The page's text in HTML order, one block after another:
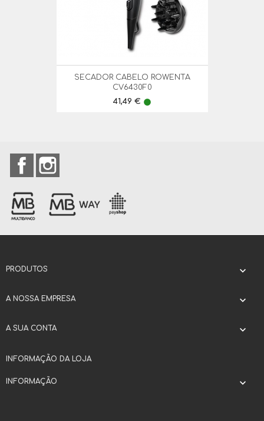
SECADOR CABELO ROWENTA
CV6430F0
Preço
41,49 € lens
Facebook
PRODUTOS 
A NOSSA EMPRESA 
A SUA CONTA 
INFORMAÇÃO DA LOJA
INFORMAÇÃO 